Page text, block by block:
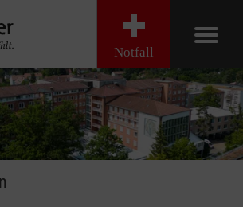
Notfall